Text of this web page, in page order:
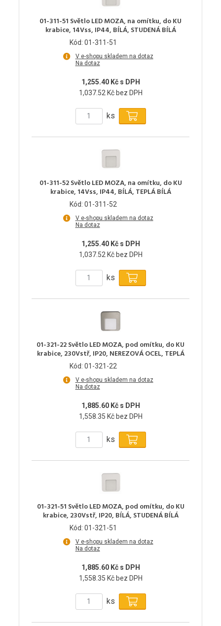
01-311-51 Světlo LED MOZA, na omítku, do KU
krabice, 14Vss, IP44, BÍLÁ, STUDENÁ BÍLÁ
Kód: 01-311-51
V e-shopu skladem na dotaz
Na dotaz
1,255.40 Kč s DPH
1,037.52 Kč bez DPH
ks
01-311-52 Světlo LED MOZA, na omítku, do KU
krabice, 14Vss, IP44, BÍLÁ, TEPLÁ BÍLÁ
Kód: 01-311-52
V e-shopu skladem na dotaz
Na dotaz
1,255.40 Kč s DPH
1,037.52 Kč bez DPH
ks
01-321-22 Světlo LED MOZA, pod omítku, do KU
krabice, 230Vstř, IP20, NEREZOVÁ OCEL, TEPLÁ
Kód: 01-321-22
V e-shopu skladem na dotaz
Na dotaz
1,885.60 Kč s DPH
1,558.35 Kč bez DPH
ks
01-321-51 Světlo LED MOZA, pod omítku, do KU
krabice, 230Vstř, IP20, BÍLÁ, STUDENÁ BÍLÁ
Kód: 01-321-51
V e-shopu skladem na dotaz
Na dotaz
1,885.60 Kč s DPH
1,558.35 Kč bez DPH
ks